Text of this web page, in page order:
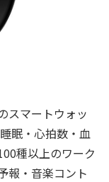
スマートウォッ
眠・心拍数・血
種以上のワーク
報・音楽コント